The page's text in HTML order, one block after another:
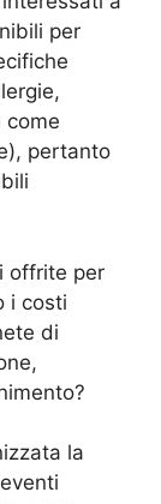
per
come
pertanto
offrite per
i costi
di
la